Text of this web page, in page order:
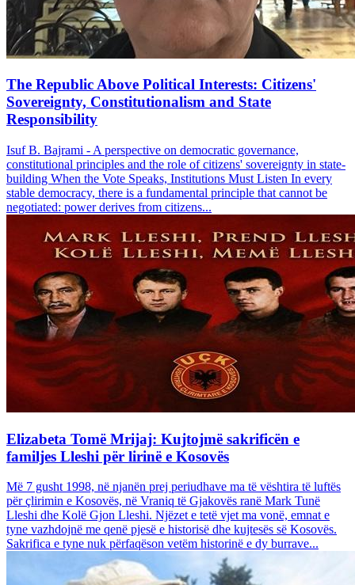
The Republic Above Political Interests: Citizens'
Sovereignty, Constitutionalism and State
Responsibility
Isuf B. Bajrami - A perspective on democratic governance,
constitutional principles and the role of citizens' sovereignty in state-
building When the Vote Speaks, Institutions Must Listen In every
stable democracy, there is a fundamental principle that cannot be
negotiated: power derives from citizens...
Elizabeta Tomë Mrijaj: Kujtojmë sakrificën e
familjes Lleshi për lirinë e Kosovës
Më 7 gusht 1998, në njanën prej periudhave ma të vështira të luftës
për çlirimin e Kosovës, në Vraniq të Gjakovës ranë Mark Tunë
Lleshi dhe Kolë Gjon Lleshi. Njëzet e tetë vjet ma vonë, emnat e
tyne vazhdojnë me qenë pjesë e historisë dhe kujtesës së Kosovës.
Sakrifica e tyne nuk përfaqëson vetëm historinë e dy burrave...